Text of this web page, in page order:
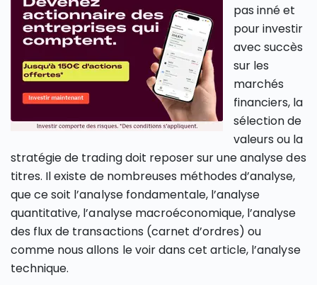
pas inné et
pour investir
avec succès
sur les
marchés
financiers, la
sélection de
valeurs ou la
stratégie de trading doit reposer sur une analyse des
titres. Il existe de nombreuses méthodes d’analyse,
que ce soit l’analyse fondamentale, l’analyse
quantitative, l’analyse macroéconomique, l’analyse
des flux de transactions (carnet d’ordres) ou
comme nous allons le voir dans cet article, l’analyse
technique.